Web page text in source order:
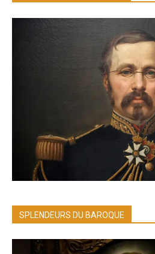
SPLENDEURS DU BAROQUE